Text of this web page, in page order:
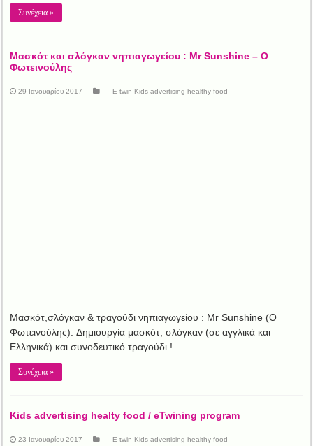
Συνέχεια »
Μασκότ και σλόγκαν νηπιαγωγείου : Mr Sunshine – Ο
Φωτεινούλης
29 Ιανουαρίου 2017 E-twin-Kids advertising healthy food
Mασκότ,σλόγκαν & τραγούδι νηπιαγωγείου : Mr Sunshine (Ο
Φωτεινούλης). Δημιουργία μασκότ, σλόγκαν (σε αγγλικά και
Ελληνικά) και συνοδευτικό τραγούδι !
Συνέχεια »
Kids advertising healty food / eTwining program
23 Ιανουαρίου 2017 E-twin-Kids advertising healthy food